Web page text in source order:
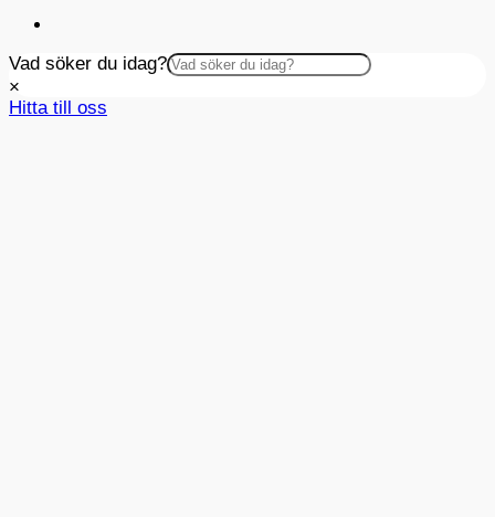
Vad söker du idag?
×
Hitta till oss